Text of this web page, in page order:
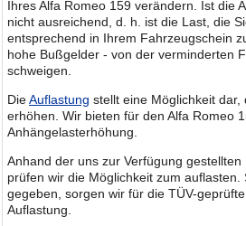
Ihres Alfa Romeo 159 verändern. Ist die
nicht ausreichend, d. h. ist die Last, die
entsprechend in Ihrem Fahrzeugschein
hohe Bußgelder - von der verminderten
schweigen.
DieAuflastung stellt eine Möglichkeit dar,
erhöhen. Wir bieten für den Alfa Romeo
Anhängelasterhöhung.
Anhand der uns zur Verfügung
prüfen wir die Möglichkeit zum auflasten.
gegeben, sorgen wir für die TÜV-
Auflastung.